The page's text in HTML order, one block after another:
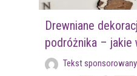
Drewniane
podróżnika – jakie
Tekst sponsorowany